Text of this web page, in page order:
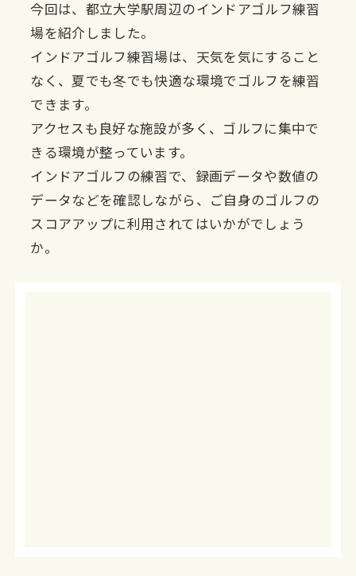
今回は、都立大学駅周辺のインドアゴルフ練習
場を紹介しました。
インドアゴルフ練習場は、天気を気にすること
なく、夏でも冬でも快適な環境でゴルフを練習
できます。
アクセスも良好な施設が多く、ゴルフに集中で
きる環境が整っています。
インドアゴルフの練習で、録画データや数値の
データなどを確認しながら、ご自身のゴルフの
スコアアップに利用されてはいかがでしょう
か。